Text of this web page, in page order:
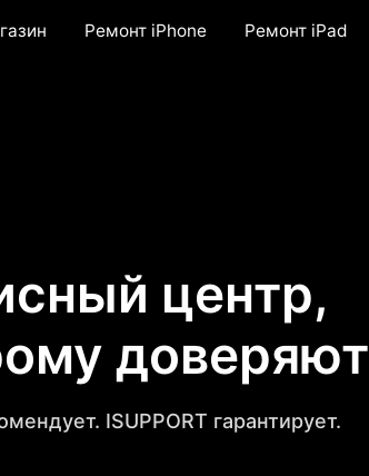
Ремонт iPhone Ремонт iPad
центр,
доверяют
ISUPPORT гарантирует.